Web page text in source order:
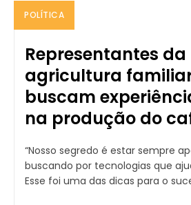
POLÍTICA
Representantes da
agricultura
buscam
na produção do
“Nosso segredo é estar sempre
buscando por tecnologias que
Esse foi uma das dicas para o